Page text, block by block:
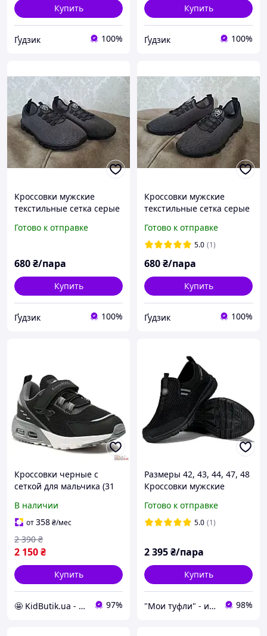
Купить
Ґудзик 100%
Купить
Ґудзик 100%
Кроссовки мужские
текстильные сетка серые
Готово к отправке
680₴/пара
Купить
Ґудзик 100%
Кроссовки мужские
текстильные сетка серые
Готово к отправке
5.0 (1)
680₴/пара
Купить
Ґудзик 100%
Кроссовки черные с
сеткой для мальчика (31
В наличии
от358₴/мес
2 150₴
2 390 ₴
Купить
🤩 KidButik.ua - дитячий одяг та взуття! 🚀 Безкоштовна доставка! 97%
Размеры 42, 43, 44, 47, 48
Кроссовки мужские
летние, текстиль сетка,
черные
Готово к отправке
5.0 (1)
2 395₴/пара
Купить
"Мои туфли" - интернет магазин обуви на все случаи жизни. 98%